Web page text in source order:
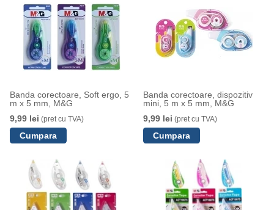
Banda corectoare, Soft ergo, 5
m x 5 mm, M&G
9,99 lei (pret cu TVA)
Banda corectoare, dispozitiv
mini, 5 m x 5 mm, M&G
9,99 lei (pret cu TVA)